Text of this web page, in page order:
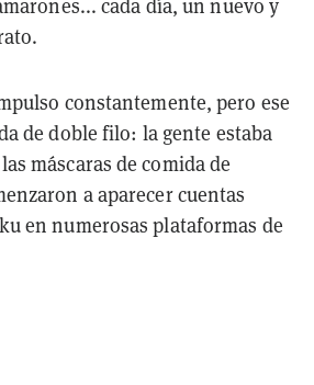
cada día, un nuevo y
constantemente, pero ese
de doble filo: la gente estaba
máscaras de comida de
a aparecer cuentas
en numerosas plataformas de